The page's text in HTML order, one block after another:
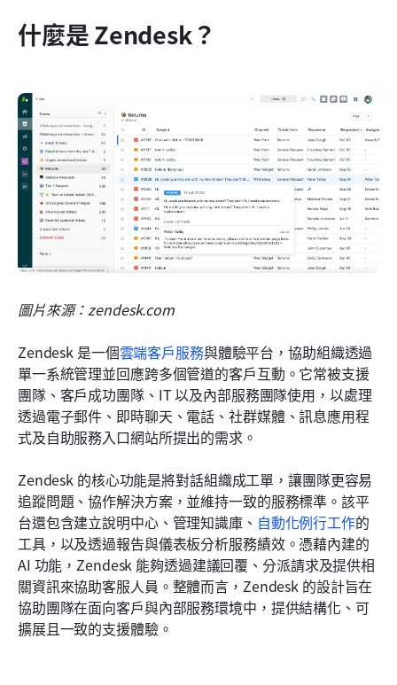
什麼是 Zendesk？
圖片來源：zendesk.com
Zendesk 是一個雲端客戶服務與體驗平台，協助組織透過
單一系統管理並回應跨多個管道的客戶互動。它常被支援
團隊、客戶成功團隊、IT 以及內部服務團隊使用，以處理
透過電子郵件、即時聊天、電話、社群媒體、訊息應用程
式及自助服務入口網站所提出的需求。
Zendesk 的核心功能是將對話組織成工單，讓團隊更容易
追蹤問題、協作解決方案，並維持一致的服務標準。該平
台還包含建立說明中心、管理知識庫、 自動化例行工作的
工具，以及透過報告與儀表板分析服務績效。憑藉內建的
AI 功能，Zendesk 能夠透過建議回覆、分派請求及提供相
關資訊來協助客服人員。整體而言，Zendesk 的設計旨在
協助團隊在面向客戶與內部服務環境中，提供結構化、可
擴展且一致的支援體驗。